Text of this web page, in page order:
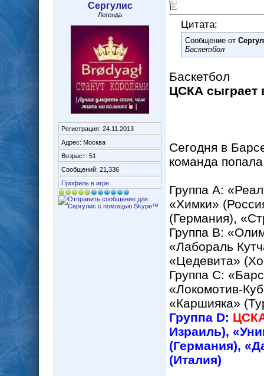
Сергулис
Легенда
Регистрация: 24.11.2013
Адрес: Москва
Возраст: 51
Сообщений: 21,336
Профиль в игре
Цитата:
Сообщение от
Баскетбол
Баскетбол
ЦСКА сыграет
Сегодня в
команда
Группа А:
«Химки»
(Германия),
Группа В:
«Лабораль
«Цедевита»
Группа С:
«Локомотив-
«Каршияка»
Группа D:
Израиль),
(Германия),
(Италия)